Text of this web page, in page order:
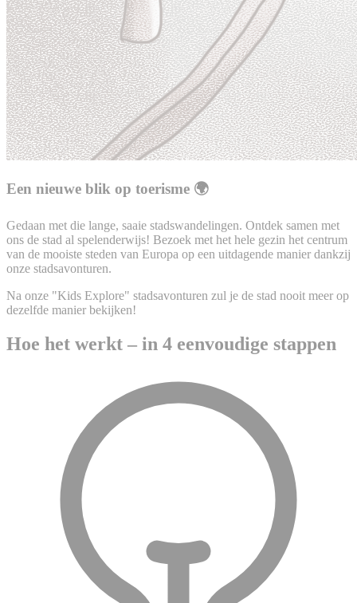
Een nieuwe blik op toerisme 🌍
Gedaan met die lange, saaie stadswandelingen. Ontdek samen met
ons de stad al spelenderwijs! Bezoek met het hele gezin het centrum
van de mooiste steden van Europa op een uitdagende manier dankzij
onze stadsavonturen.
Na onze "Kids Explore" stadsavonturen zul je de stad nooit meer op
dezelfde manier bekijken!
Hoe het werkt – in 4 eenvoudige stappen